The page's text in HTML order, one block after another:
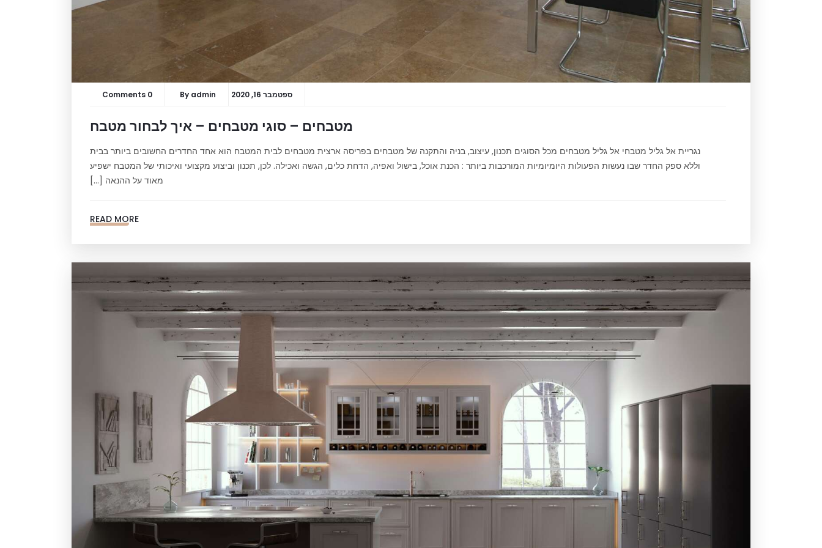
ספטמבר 16, 2020 By admin
0 Comments
מטבחים – סוגי מטבחים – איך לבחור מטבח
נגריית אל גליל מטבחי אל גליל מטבחים מכל הסוגים תכנון, עיצוב, בניה והתקנה של מטבחים בפריסה ארצית מטבחים לבית המטבח הוא אחד החדרים החשובים ביותר בבית
וללא ספק החדר שבו נעשות הפעולות היומיומיות המורכבות ביותר : הכנת אוכל, בישול ואפיה, הדחת כלים, הגשה ואכילה. לכן, תכנון וביצוע מקצועי ואיכותי של המטבח ישפיע
מאוד על ההנאה […]
READ MORE